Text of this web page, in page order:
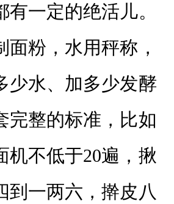
有一定的绝活儿。
面粉，水用秤称，
少水、加多少发酵
完整的标准，比如
机不低于20遍，揪
到一两六，擀皮八